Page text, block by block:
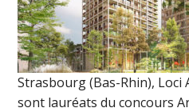
Strasbourg (Bas-Rhin), Loci
sont lauréats du concours